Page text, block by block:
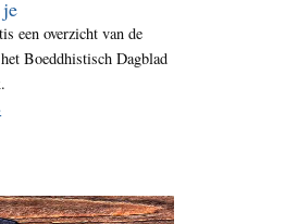
een overzicht van de
Boeddhistisch Dagblad